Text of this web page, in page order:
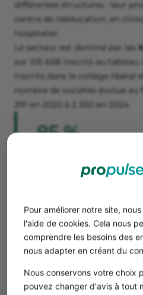
Pour améliorer notre site,
l'aide de cookies. Cela nous
comprendre les besoins des
nous adapter en créant du
Nous conservons votre choix
pouvez changer d'avis à tout
différentes structures : leur
centre de rééducation, en
hospitalier.
Le secteur est dominé par les
sur 105 658 inscrits au tableau
inscrits dans le collège libéral
nombre de sociétés évolue au
391 en 2020 à 2 350 en 2024.
85 %
libéral en 2024
Les kinésithérapeutes
Les kinésithérapeutes en
majorité du marché. Ils sont
avec une nette préférence
Provence-Alpes-Côte-d’Azur).